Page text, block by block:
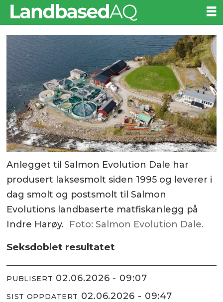
Anlegget til Salmon Evolution Dale har
produsert laksesmolt siden 1995 og leverer i
dag smolt og postsmolt til Salmon
Evolutions landbaserte matfiskanlegg på
Indre Harøy. Foto: Salmon Evolution Dale.
Seksdoblet resultatet
PUBLISERT 02.06.2026 - 09:07
SIST OPPDATERT 02.06.2026 - 09:47